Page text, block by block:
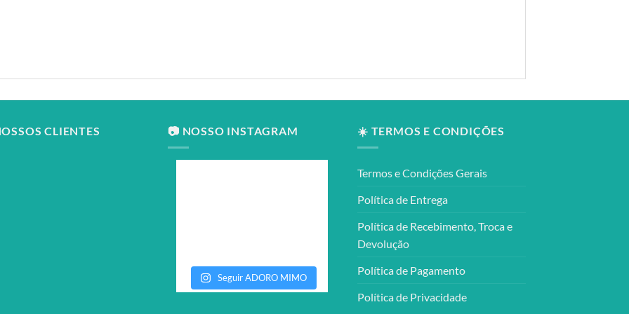
CLIENTES 📷 NOSSO INSTAGRAM
Seguir ADORO MIMO
☀️ TERMOS E CONDIÇÕES
Termos e Condições Gerais
Política de Entrega
Política de Recebimento, Troca e
Devolução
Política de Pagamento
Política de Privacidade